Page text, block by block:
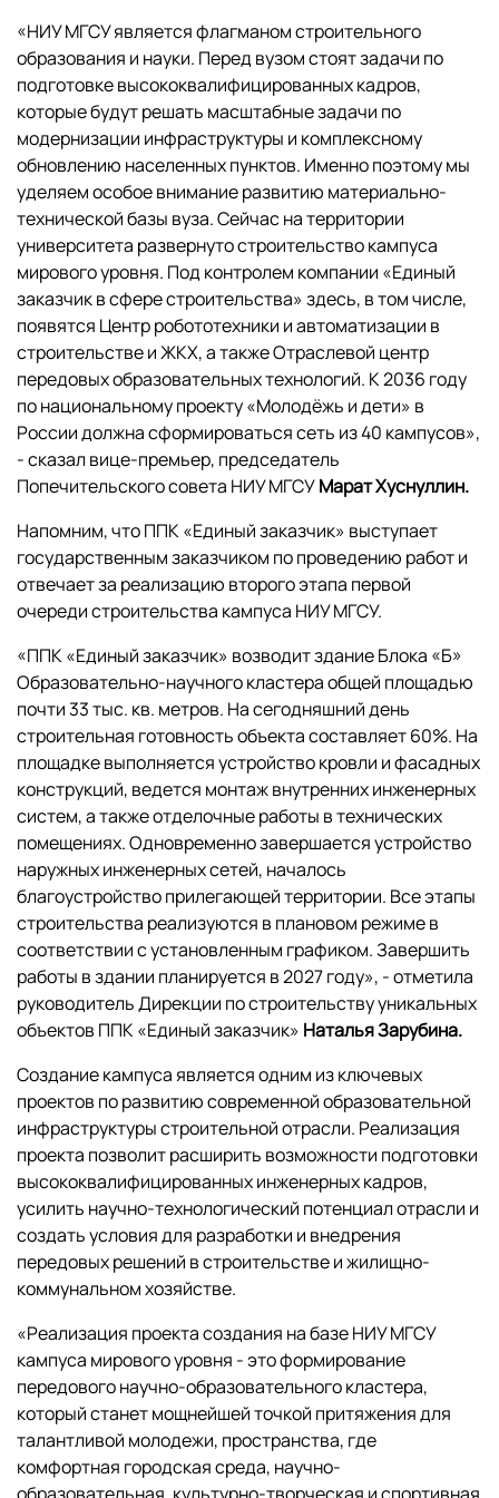
«НИУ МГСУ является флагманом строительного
образования и науки. Перед вузом стоят задачи по
подготовке высококвалифицированных кадров,
которые будут решать масштабные задачи по
модернизации инфраструктуры и комплексному
обновлению населенных пунктов. Именно поэтому мы
уделяем особое внимание развитию материально-
технической базы вуза. Сейчас на территории
университета развернуто строительство кампуса
мирового уровня. Под контролем компании «Единый
заказчик в сфере строительства» здесь, в том числе,
появятся Центр робототехники и автоматизации в
строительстве и ЖКХ, а также Отраслевой центр
передовых образовательных технологий. К 2036 году
по национальному проекту «Молодёжь и дети» в
России должна сформироваться сеть из 40 кампусов»,
- сказал вице-премьер, председатель
Попечительского совета НИУ МГСУМарат Хуснуллин.
Напомним, что ППК «Единый заказчик» выступает
государственным заказчиком по проведению работ и
отвечает за реализацию второго этапа первой
очереди строительства кампуса НИУ МГСУ.
«ППК «Единый заказчик» возводит здание Блока «Б»
Образовательно-научного кластера общей площадью
почти 33 тыс. кв. метров. На сегодняшний день
строительная готовность объекта составляет 60%. На
площадке выполняется устройство кровли и фасадных
конструкций, ведется монтаж внутренних инженерных
систем, а также отделочные работы в технических
помещениях. Одновременно завершается устройство
наружных инженерных сетей, началось
благоустройство прилегающей территории. Все этапы
строительства реализуются в плановом режиме в
соответствии с установленным графиком. Завершить
работы в здании планируется в 2027 году», - отметила
руководитель Дирекции по строительству уникальных
объектов ППК «Единый заказчик» Наталья Зарубина.
Создание кампуса является одним из ключевых
проектов по развитию современной образовательной
инфраструктуры строительной отрасли. Реализация
проекта позволит расширить возможности подготовки
высококвалифицированных инженерных кадров,
усилить научно-технологический потенциал отрасли и
создать условия для разработки и внедрения
передовых решений в строительстве и жилищно-
коммунальном хозяйстве.
«Реализация проекта создания на базе НИУ МГСУ
кампуса мирового уровня - это формирование
передового научно-образовательного кластера,
который станет мощнейшей точкой притяжения для
талантливой молодежи, пространства, где
комфортная городская среда, научно-
образовательная, культурно-творческая и спортивная